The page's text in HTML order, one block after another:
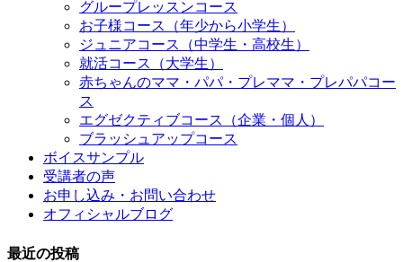
グループレッスンコース
お子様コース（年少から小学生）
ジュニアコース（中学生・高校生）
就活コース（大学生）
赤ちゃんのママ・パパ・プレママ・プレパパコー
ス
エグゼクティブコース（企業・個人）
ブラッシュアップコース
ボイスサンプル
受講者の声
お申し込み・お問い合わせ
オフィシャルブログ
最近の投稿